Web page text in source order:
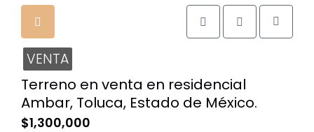
VENTA
Terreno en venta en residencial
Ambar, Toluca, Estado de México.
$1,300,000